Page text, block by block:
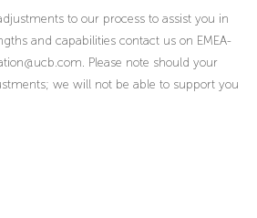
to our process to assist you in
and capabilities contact us on EMEA-
Please note should your
we will not be able to support you